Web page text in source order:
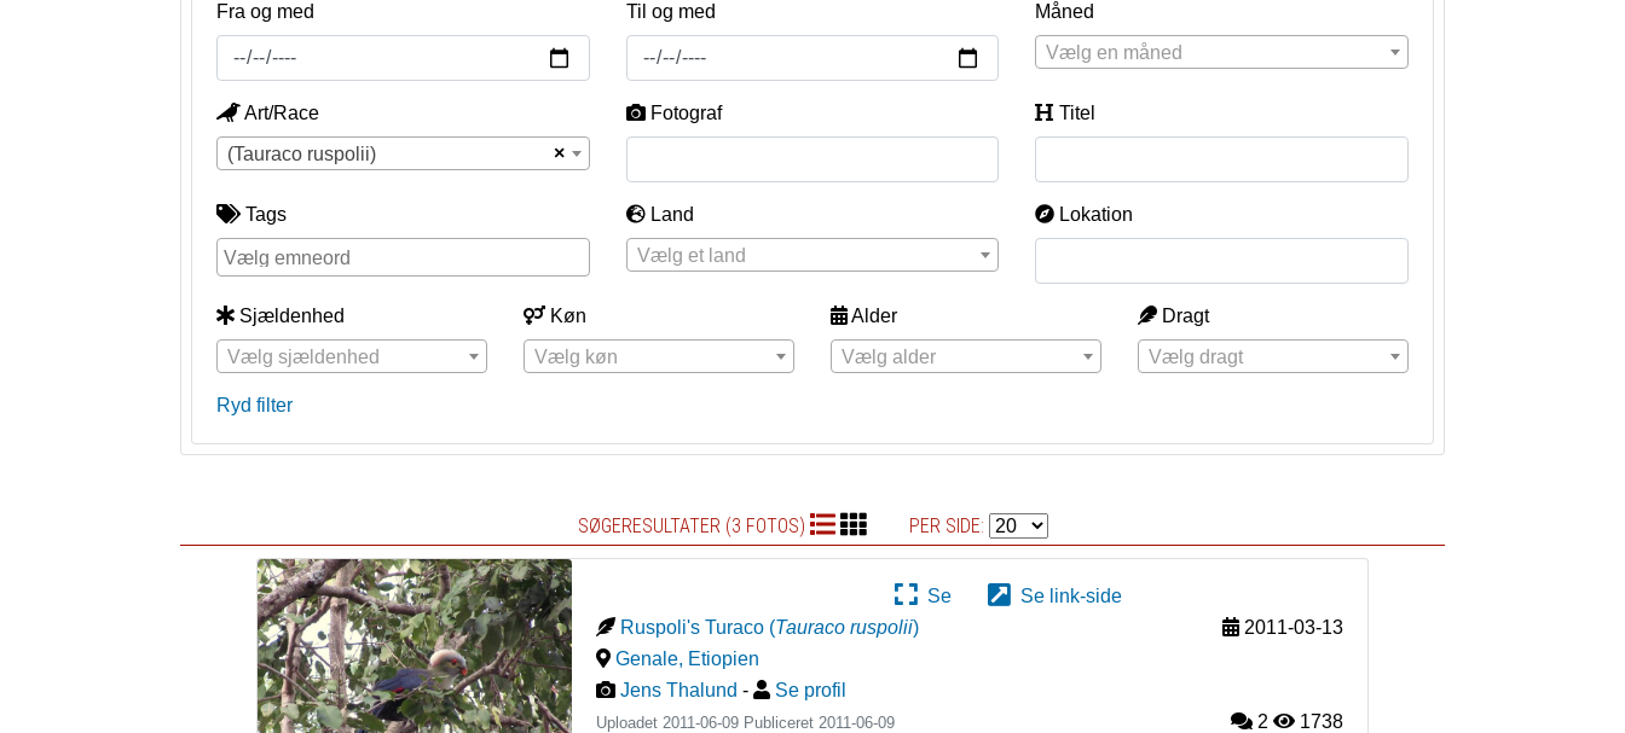
Fra og med Til og med
Måned
Vælg en måned
Art/Race
×
(Tauraco ruspolii)
Fotograf Titel
Tags
Land
Vælg et land
Lokation
Sjældenhed
Vælg sjældenhed
Køn
Vælg køn
Alder
Vælg alder
Dragt
Vælg dragt
Ryd filter
SØGERESULTATER (3 FOTOS) PER SIDE:
Se
Se link-side
Ruspoli's Turaco (Tauraco ruspolii)
2011-03-13
Genale, Etiopien
Jens Thalund - Se profil
Uploadet 2011-06-09 Publiceret2011-06-09 2 1738